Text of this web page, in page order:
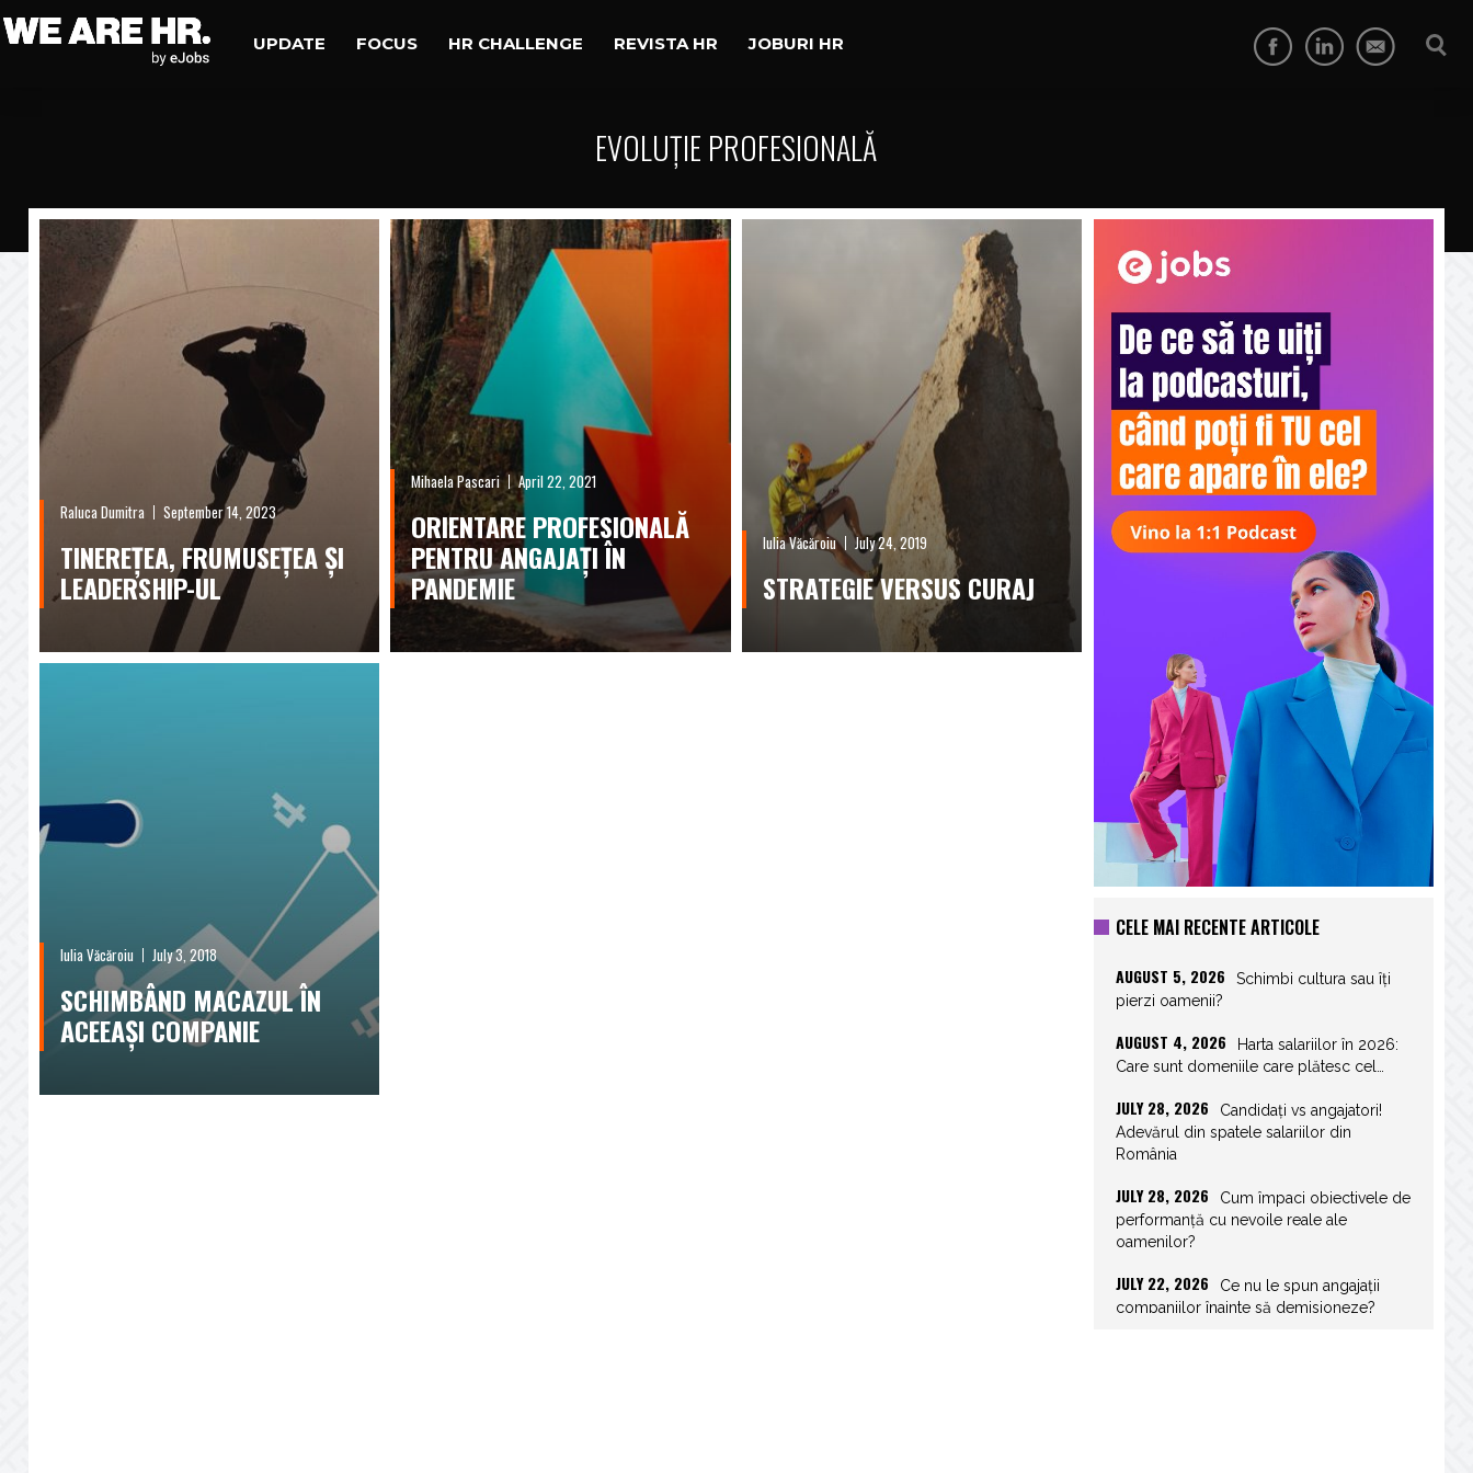
UPDATE FOCUS HR CHALLENGE REVISTA HR JOBURI HR
EVOLUȚIE PROFESIONALĂ
Raluca Dumitra September 14, 2023
TINEREȚEA, FRUMUSEȚEA ȘI
LEADERSHIP-UL
Mihaela Pascari April 22, 2021
ORIENTARE PROFESIONALĂ
PENTRU ANGAJAȚI ÎN
PANDEMIE
Iulia Văcăroiu July 24, 2019
STRATEGIE VERSUS CURAJ
Iulia Văcăroiu July 3, 2018
SCHIMBÂND MACAZUL ÎN
ACEEAȘI COMPANIE
CELE MAI RECENTE ARTICOLE
AUGUST 5, 2026
Schimbi cultura sau îți
pierzi oamenii?
AUGUST 4, 2026
Harta salariilor în 2026:
Care sunt domeniile care plătesc cel…
JULY 28, 2026
Candidați vs angajatori!
Adevărul din spatele salariilor din
România
JULY 28, 2026
Cum împaci obiectivele de
performanță cu nevoile reale ale
oamenilor?
JULY 22, 2026
Ce nu le spun angajații
companiilor înainte să demisioneze?